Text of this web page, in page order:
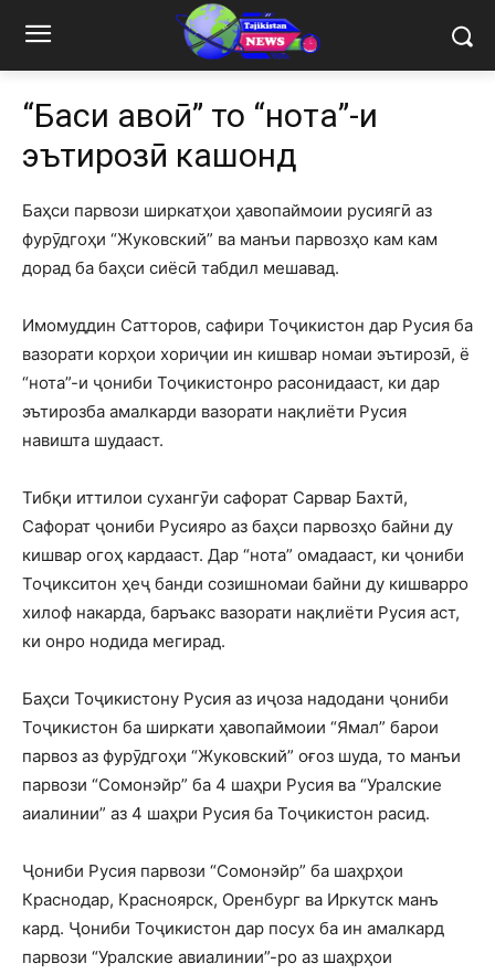
“Баҳси ҳавоӣ” то “нота”-и
эътирозӣ кашонд
Баҳси парвози ширкатҳои ҳавопаймоии русиягӣ аз
фурӯдгоҳи “Жуковский” ва манъи парвозҳо кам кам
дорад ба баҳси сиёсӣ табдил мешавад.
Имомуддин Сатторов, сафири Тоҷикистон дар Русия ба
вазорати корҳои хориҷии ин кишвар номаи эътирозӣ, ё
“нота”-и ҷониби Тоҷикистонро расонидааст, ки дар
эътирозба амалкарди вазорати нақлиёти Русия
навишта шудааст.
Тибқи иттилои сухангӯи сафорат Сарвар Бахтӣ,
Сафорат ҷониби Русияро аз баҳси парвозҳо байни ду
кишвар огоҳ кардааст. Дар “нота” омадааст, ки ҷониби
Тоҷикситон ҳеҷ банди созишномаи байни ду кишварро
хилоф накарда, баръакс вазорати нақлиёти Русия аст,
ки онро нодида мегирад.
Баҳси Тоҷикистону Русия аз иҷоза надодани ҷониби
Тоҷикистон ба ширкати ҳавопаймоии “Ямал” барои
парвоз аз фурӯдгоҳи “Жуковский” оғоз шуда, то манъи
парвози “Сомонэйр” ба 4 шаҳри Русия ва “Уралские
аиалинии” аз 4 шаҳри Русия ба Тоҷикистон расид.
Ҷониби Русия парвози “Сомонэйр” ба шаҳрҳои
Краснодар, Красноярск, Оренбург ва Иркутск манъ
кард. Ҷониби Тоҷикистон дар посух ба ин амалкард
парвози “Уралские авиалинии”-ро аз шаҳрҳои